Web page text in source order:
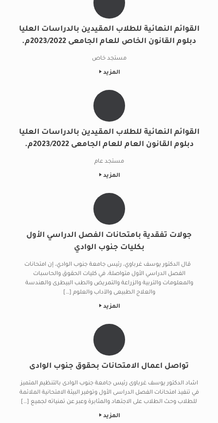
القوائم النهائية للطلاب المقيدين بالدراسات العليا
دبلوم القانون الخاص للعام الجامعى 2023/2022م.
مستجد خاص
المزيد
القوائم النهائية للطلاب المقيدين بالدراسات العليا
دبلوم القانون العام للعام الجامعى 2023/2022م.
مستجد عام
المزيد
جولات تفقدية بامتحانات الفصل الدراسي الأول
بكليات جنوب الوادي
قال الدكتور يوسف غرباوي، رئيس جامعة جنوب الوادي، إن امتحانات
الفصل الدراسي الأول متواصلة، في كليات الحقوق والحاسبات
والمعلومات والتربية والزراعة والتمريض والطب البيطرى والهندسة
والعلاج الطبيعى والآداب والعلوم […]
المزيد
تواصل اعمال الامتحانات بحقوق جنوب الوادى
اشاد الدكتور يوسف غرباوى رئيس جامعة جنوب الوادى بالتنظيم المتميز
في تنفيذ امتحانات الفصل الدراسى الأول وتوفير البيئة الامتحانية الملائمة
للطلاب وحث الطلاب على الاجتهاد والمثابرة وعبر عن تمنياته لجميع […]
المزيد